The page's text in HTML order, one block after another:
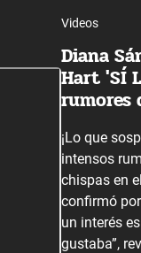
Videos
Diana
Hart 'SÍ
rumores
¡Lo que
intensos
chispas en
confirmó
un interés
gustaba”,